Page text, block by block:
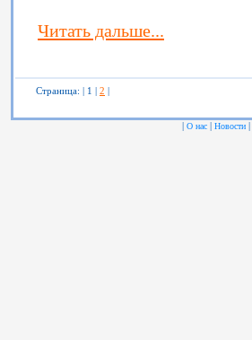
Читать дальше...
Страница: | 1 | 2 |
| О нас | Новости |